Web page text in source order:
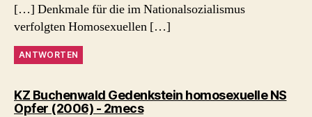
[…] Denkmale für die im Nationalsozialismus
verfolgten Homosexuellen […]
ANTWORTEN
KZ Buchenwald Gedenkstein homosexuelle NS
Opfer (2006) - 2mecssagt: